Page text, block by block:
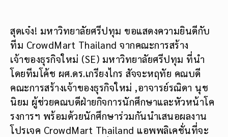
สุดเจ๋ง! มหาวิทยาลัยศรีปทุม ขอแสดงความยินดีกับ
ทีม CrowdMart Thailand จากคณะการสร้าง
เจ้าของธุรกิจใหม่ (SE) มหาวิทยาลัยศรีปทุม ที่นำ
โดยทีมโค้ช ผศ.ดร.เกรียงไกร สัจจะหฤทัย คณบดี
คณะการสร้างเจ้าของธุรกิจใหม่ ,อาจารย์รณิดา นุช
นิยม ผู้ช่วยคณบดีฝ่ายกิจการนักศึกษาและหัวหน้าโค
รงการฯ พร้อมด้วยนักศึกษาร่วมกันนำเสนอผลงาน
โปรเจค CrowdMart Thailand แอพพลิเคชั่นที่จะ